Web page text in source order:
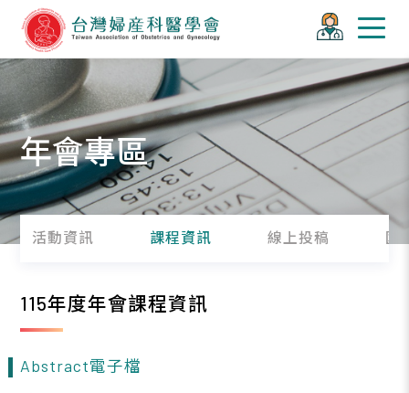
年會專區
活動資訊 課程資訊 線上投稿 國
115年度年會課程資訊
Abstract電子檔